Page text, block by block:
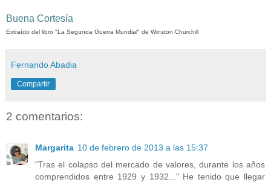
Buena Cortesía
Extraído del libro "La Segunda Guerra Mundial" de Winston Churchill
Fernando Abadia
Compartir
2 comentarios:
Margarita 10 de febrero de 2013 a las 15:37
"Tras el colapso del mercado de valores, durante los años
comprendidos entre 1929 y 1932..." He tenido que llegar